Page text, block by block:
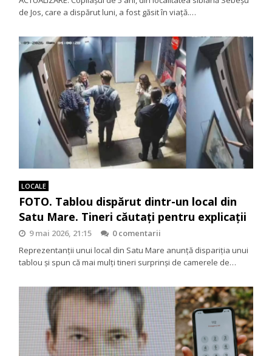
de Jos, care a dispărut luni, a fost găsit în viață.…
LOCALE
FOTO. Tablou dispărut dintr-un local din
Satu Mare. Tineri căutați pentru explicații
9 mai 2026, 21:15
0 comentarii
Reprezentanții unui local din Satu Mare anunță dispariția unui
tablou și spun că mai mulți tineri surprinși de camerele de…